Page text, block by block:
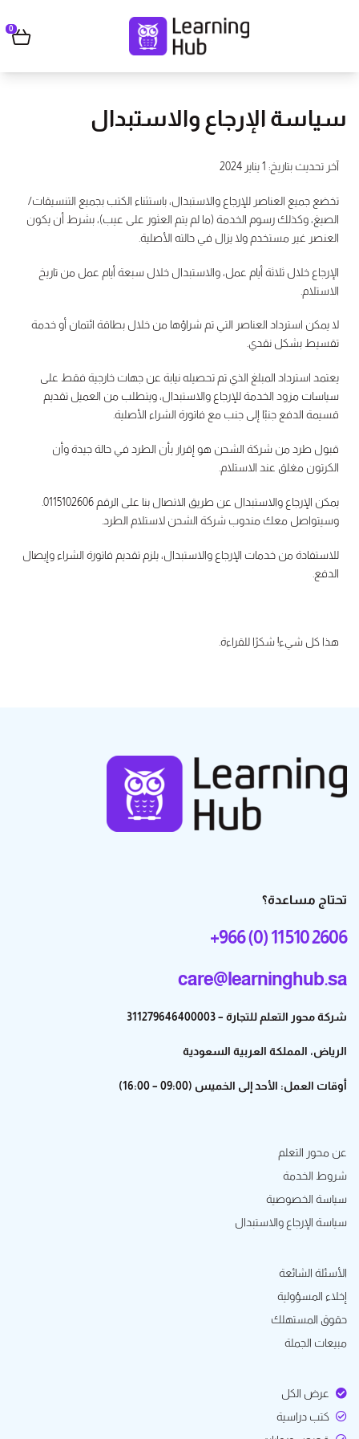
0
سياسة الإرجاع والاستبدال
آخر تحديث بتاريخ: 1 يناير 2024
تخضع جميع العناصر للإرجاع والاستبدال، باستثناء الكتب بجميع التنسيقات/
الصيغ، وكذلك رسوم الخدمة (ما لم يتم العثور على عيب)، بشرط أن يكون
العنصر غير مستخدم ولا يزال في حالته الأصلية.
الإرجاع خلال ثلاثة أيام عمل، والاستبدال خلال سبعة أيام عمل من تاريخ
الاستلام.
لا يمكن استرداد العناصر التي تم شراؤها من خلال بطاقة ائتمان أو خدمة
تقسيط بشكل نقدي.
يعتمد استرداد المبلغ الذي تم تحصيله نيابة عن جهات خارجية فقط على
سياسات مزود الخدمة للإرجاع والاستبدال، ويتطلب من العميل تقديم
قسيمة الدفع جنبًا إلى جنب مع فاتورة الشراء الأصلية.
قبول طرد من شركة الشحن هو إقرار بأن الطرد في حالة جيدة وأن
الكرتون مغلق عند الاستلام.
وسيتواصل معك مندوب شركة الشحن لاستلام الطرد.
للاستفادة من خدمات الإرجاع والاستبدال، يلزم تقديم فاتورة الشراء وإيصال
الدفع.
هذا كل شيء! شكرًا للقراءة.
تحتاج مساعدة؟
+966 (0) 11 510 2606
care@learninghub.sa
شركة محور التعلم للتجارة – 311279646400003
الرياض، المملكة العربية السعودية
أوقات العمل: الأحد إلى الخميس (09:00 – 16:00)
عن محور التعلم
شروط الخدمة
سياسة الخصوصية
سياسة الإرجاع والاستبدال
الأسئلة الشائعة
إخلاء المسؤولية
حقوق المستهلك
مبيعات الجملة
عرض الكل
كتب دراسية